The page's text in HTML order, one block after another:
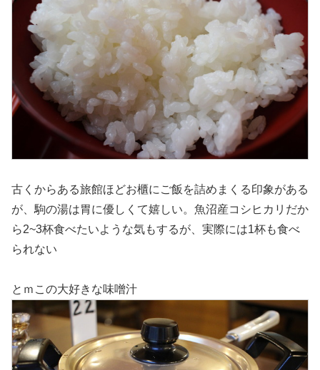
古くからある旅館ほどお櫃にご飯を詰めまくる印象がある
が、駒の湯は胃に優しくて嬉しい。魚沼産コシヒカリだか
ら2~3杯食べたいような気もするが、実際には1杯も食べ
られない
とｍこの大好きな味噌汁